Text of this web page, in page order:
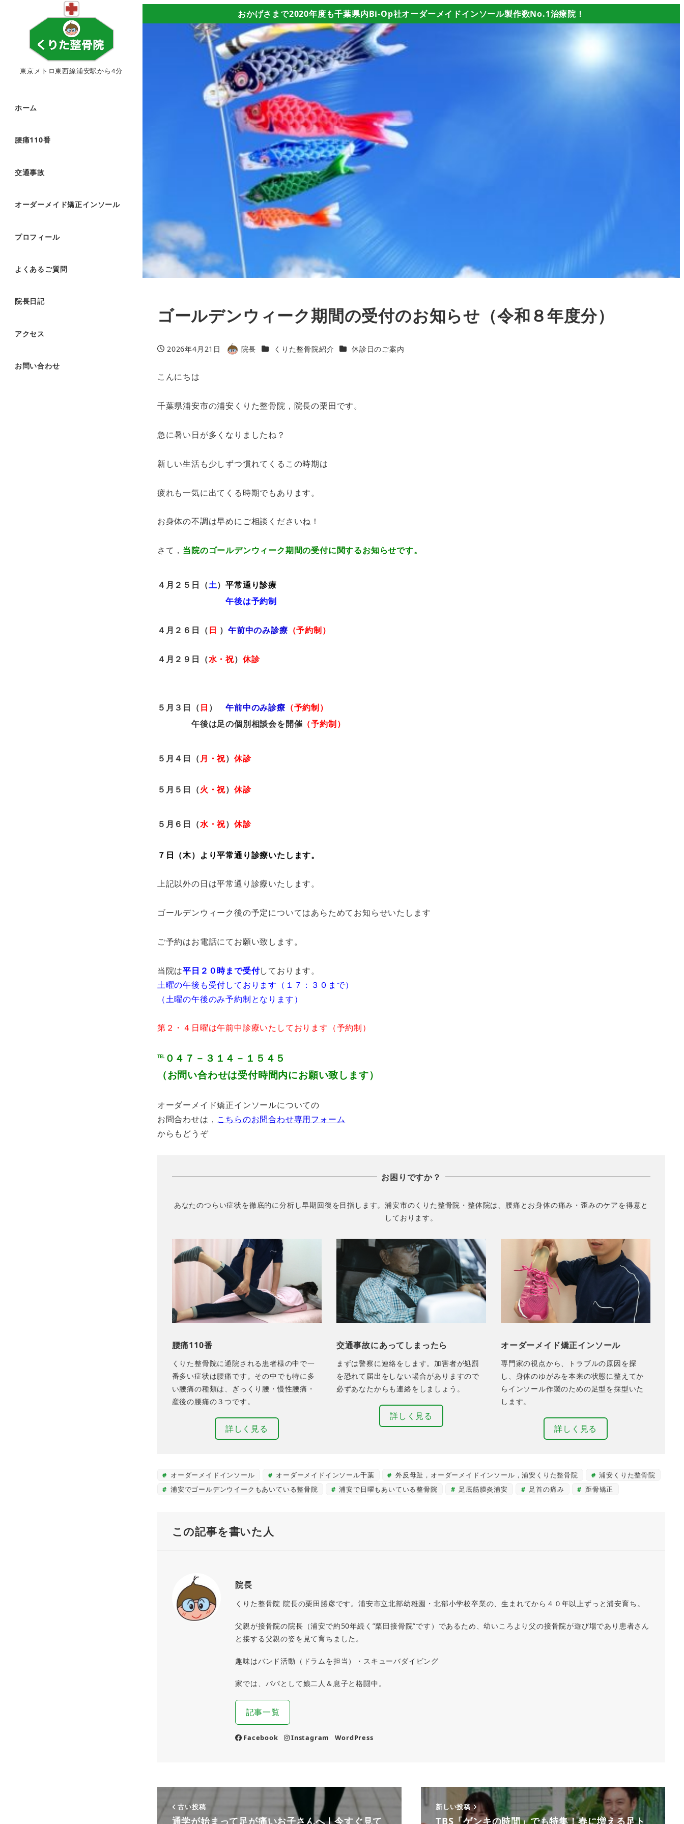
東京メトロ東西線浦安駅から4分
ホーム
腰痛110番
交通事故
オーダーメイド矯正インソール
プロフィール
よくあるご質問
院長日記
アクセス
お問い合わせ
おかげさまで2020年度も千葉県内Bi-Op社オーダーメイドインソール製作数No.1治療院！
ゴールデンウィーク期間の受付のお知らせ（令和８年度分）
投稿日
2026年4月21日
著
院長 カテゴリー
くりた整骨院紹介 カテゴリー
休診日のご案内
こんにちは
千葉県浦安市の浦安くりた整骨院，院長の栗田です。
急に暑い日が多くなりましたね？
新しい生活も少しずつ慣れてくるこの時期は
疲れも一気に出てくる時期でもあります。
お身体の不調は早めにご相談くださいね！
さて， 当院のゴールデンウィーク期間の受付に関するお知らせです。
４月２５日（土）平常通り診療
午後は予約制
４月２６日（日 ）午前中のみ診療 （予約制）
４月２９日（水・祝） 休診
５月３日（日 ）午前中のみ診療 （予約制）
午後は足の個別相談会を開催 （予約制）
５月４日（月・祝）休診
５月５日（火・祝）休診
５月６日（水・祝）休診
７日（木）より平常通り診療いたします。
上記以外の日は平常通り診療いたします。
ゴールデンウィーク後の予定についてはあらためてお知らせいたします
ご予約はお電話にてお願い致します。
当院は平日２０時まで受付しております。
土曜の午後も受付しております（１７：３０まで）
（土曜の午後のみ予約制となります）
第２・４日曜は午前中診療いたしております（予約制）
℡０４７－３１４－１５４５
（お問い合わせは受付時間内にお願い致します）
オーダーメイド矯正インソールについての
お問合わせは， こちらのお問合わせ専用フォーム
からもどうぞ
お困りですか？
あなたのつらい症状を徹底的に分析し早期回復を目指します。浦安市のくりた整骨院・整体院は、腰痛とお身体の痛み・歪みのケアを得意と
しております。
腰痛110番
くりた整骨院に通院される患者様の中で一
番多い症状は腰痛です。その中でも特に多
い腰痛の種類は、ぎっくり腰・慢性腰痛・
産後の腰痛の３つです。
詳しく見る
交通事故にあってしまったら
まずは警察に連絡をします。加害者が処罰
を恐れて届出をしない場合がありますので
必ずあなたからも連絡をしましょう。
詳しく見る
オーダーメイド矯正インソール
専門家の視点から、トラブルの原因を探
し、身体のゆがみを本来の状態に整えてか
らインソール作製のための足型を採型いた
します。
詳しく見る
オーダーメイドインソール オーダーメイドインソール千葉 外反母趾，オーダーメイドインソール，浦安くりた整骨院
浦安くりた整骨院
浦安でゴールデンウイークもあいている整骨院
浦安で日曜もあいている整骨院 足底筋膜炎浦安 足首の痛み 距骨矯正
この記事を書いた人
院長
くりた整骨院 院長の栗田勝彦です。浦安市立北部幼稚園・北部小学校卒業の、生まれてから４０年以上ずっと浦安育ち。
父親が接骨院の院長（浦安で約50年続く”栗田接骨院”です）であるため、幼いころより父の接骨院が遊び場であり患者さん
と接する父親の姿を見て育ちました。
趣味はバンド活動（ドラムを担当）・スキューバダイビング
家では、パパとして娘二人＆息子と格闘中。
記事一覧
Facebook Instagram WordPress
古い投稿
通学が始まって足が痛いお子さんへ｜今すぐ見て
新しい投稿
TBS「ゲンキの時間」でも特集！春に増える足ト